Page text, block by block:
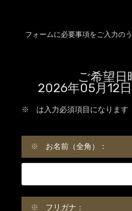
フォームに必要事項をご入力の
ご希望日
2026年05月12
※ は入力必須項目になります
※ お名前（全角）：
※ フリガナ：